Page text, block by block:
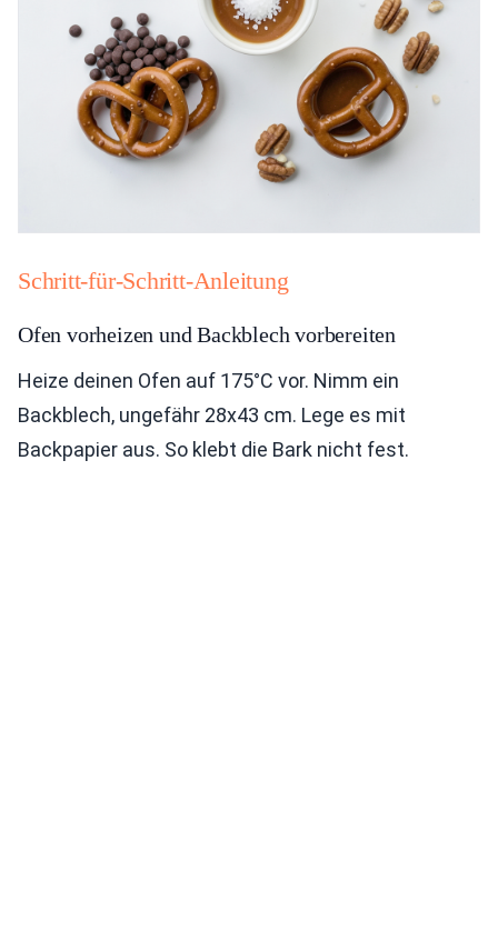
Schritt-für-Schritt-Anleitung
Ofen vorheizen und Backblech vorbereiten
Heize deinen Ofen auf 175°C vor. Nimm ein
Backblech, ungefähr 28x43 cm. Lege es mit
Backpapier aus. So klebt die Bark nicht fest.